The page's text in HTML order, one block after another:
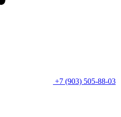
+7 (903) 505-88-03